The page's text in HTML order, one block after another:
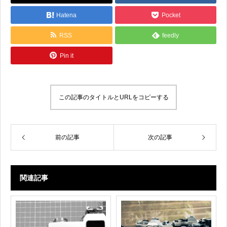
Hatena Pocket
RSS feedly
Pin it
この記事のタイトルとURLをコピーする
前の記事 次の記事
関連記事